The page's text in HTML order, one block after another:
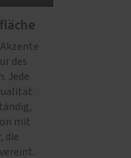
des
Jede
mit
die